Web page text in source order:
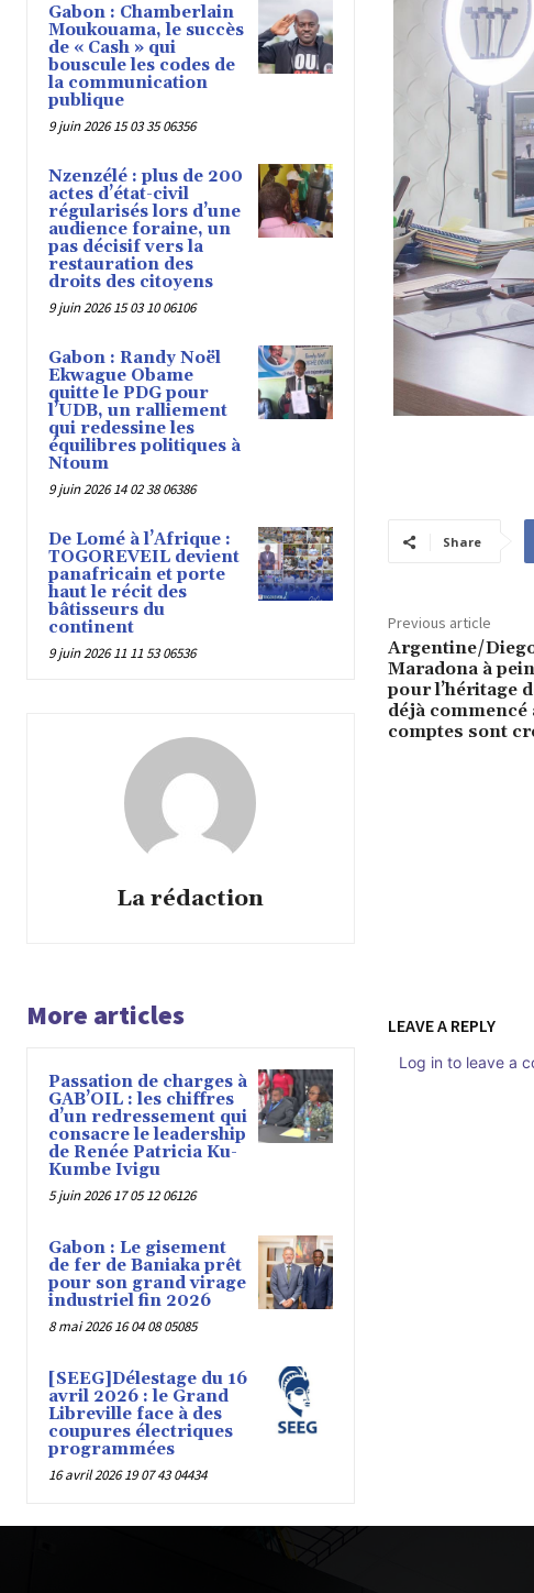
Gabon : Chamberlain
Moukouama, le succès
de « Cash » qui
bouscule les codes de
la communication
publique
9 juin 2026 15 03 35 06356
Nzenzélé : plus de 200
actes d’état-civil
régularisés lors d’une
audience foraine, un
pas décisif vers la
restauration des
droits des citoyens
9 juin 2026 15 03 10 06106
Gabon : Randy Noël
Ekwague Obame
quitte le PDG pour
l’UDB, un ralliement
qui redessine les
équilibres politiques à
Ntoum
9 juin 2026 14 02 38 06386
De Lomé à l’Afrique :
TOGOREVEIL devient
panafricain et porte
haut le récit des
bâtisseurs du
continent
9 juin 2026 11 11 53 06536
La rédaction
Ministère de
Marie OGANDAGA, a pris part ce
de développement des Etats de
Ladite Assemblée générale a entériné le
appel public à l’épargne d’un montant
Notons que pour la première
milliards de francs CFA.
L’initiative permettra non seulement à la
travers une opération sur le marché de la
acteur du marché financier de la sous
Par cette opération, la BDEAC compte
capitaux sur le long terme en bénéficiant
ni risque de transfert.
Share
Previous article
Argentine/
Maradona à
pour l’héritage
déjà commencé
comptes sont
More articles
Passation de charges à
GAB’OIL : les chiffres
d’un redressement qui
consacre le leadership
de Renée Patricia Ku-
Kumbe Ivigu
5 juin 2026 17 05 12 06126
Gabon : Le gisement
de fer de Baniaka prêt
pour son grand virage
industriel fin 2026
8 mai 2026 16 04 08 05085
[SEEG]Délestage du 16
avril 2026 : le Grand
Libreville face à des
coupures électriques
programmées
16 avril 2026 19 07 43 04434
LEAVE A REPLY
Log in to leave a